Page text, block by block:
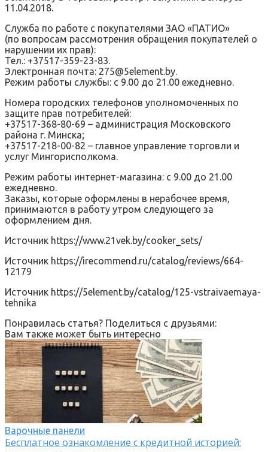
11.04.2018.
Служба по работе с покупателями ЗАО «ПАТИО»
(по вопросам рассмотрения обращения покупателей о
нарушении их прав):
Тел.: +37517-359-23-83.
Электронная почта: 275@5element.by.
Режим работы службы: с 9.00 до 21.00 ежедневно.
Номера городских телефонов уполномоченных по
защите прав потребителей:
+37517-368-80-69 – администрация Московского
района г. Минска;
+37517-218-00-82 – главное управление торговли и
услуг Мингорисполкома.
Режим работы интернет-магазина: с 9.00 до 21.00
ежедневно.
Заказы, которые оформлены в нерабочее время,
принимаются в работу утром следующего за
оформлением дня.
Источник https://www.21vek.by/cooker_sets/
Источник https://irecommend.ru/catalog/reviews/664-
12179
Источник https://5element.by/catalog/125-vstraivaemaya-
tehnika
Понравилась статья? Поделиться с друзьями:
Вам также может быть интересно
Варочные панели
Бесплатное ознакомление с кредитной историей: